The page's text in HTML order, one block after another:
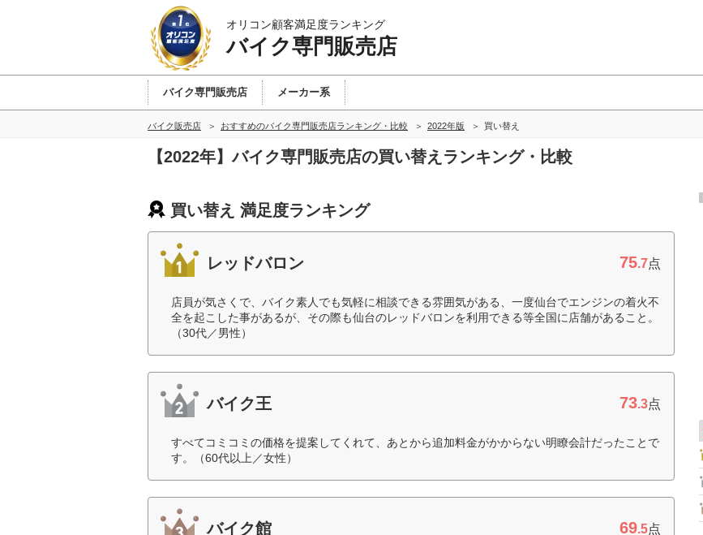
オリコン顧客満足度ランキング
バイク専門販売店
バイク専門販売店 メーカー系
バイク販売店 おすすめのバイク専門販売店ランキング・比較 2022年版 買い替え
【2022年】バイク専門販売店の買い替えランキング・比較
買い替え 満足度ランキング
レッドバロン 75.7点
店員が気さくで、バイク素人でも気軽に相談できる雰囲気がある、一度仙台でエンジンの着火不
全を起こした事があるが、その際も仙台のレッドバロンを利用できる等全国に店舗があること。
（30代／男性）
バイク王 73.3点
すべてコミコミの価格を提案してくれて、あとから追加料金がかからない明瞭会計だったことで
す。（60代以上／女性）
バイク館 69.5点